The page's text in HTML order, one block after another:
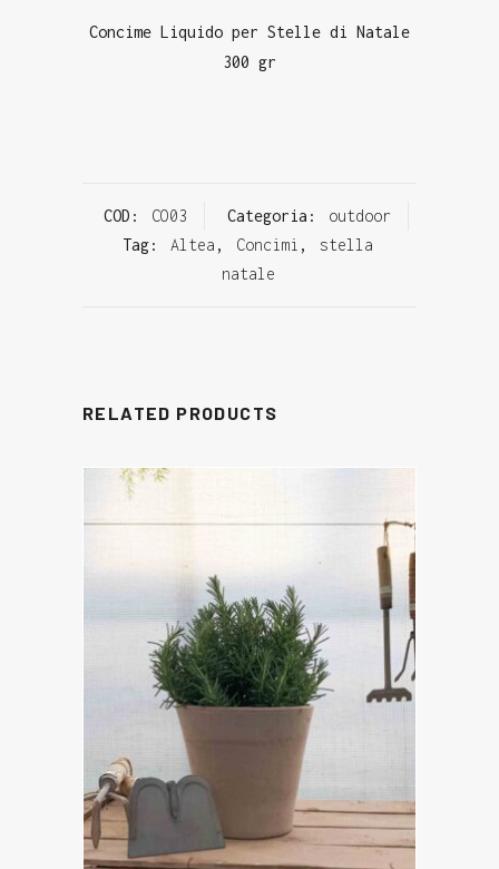
Concime Liquido per Stelle di Natale
300 gr
COD: CO03 Categoria:
outdoor
Tag:
Altea , Concimi ,
stella
natale
RELATED PRODUCTS